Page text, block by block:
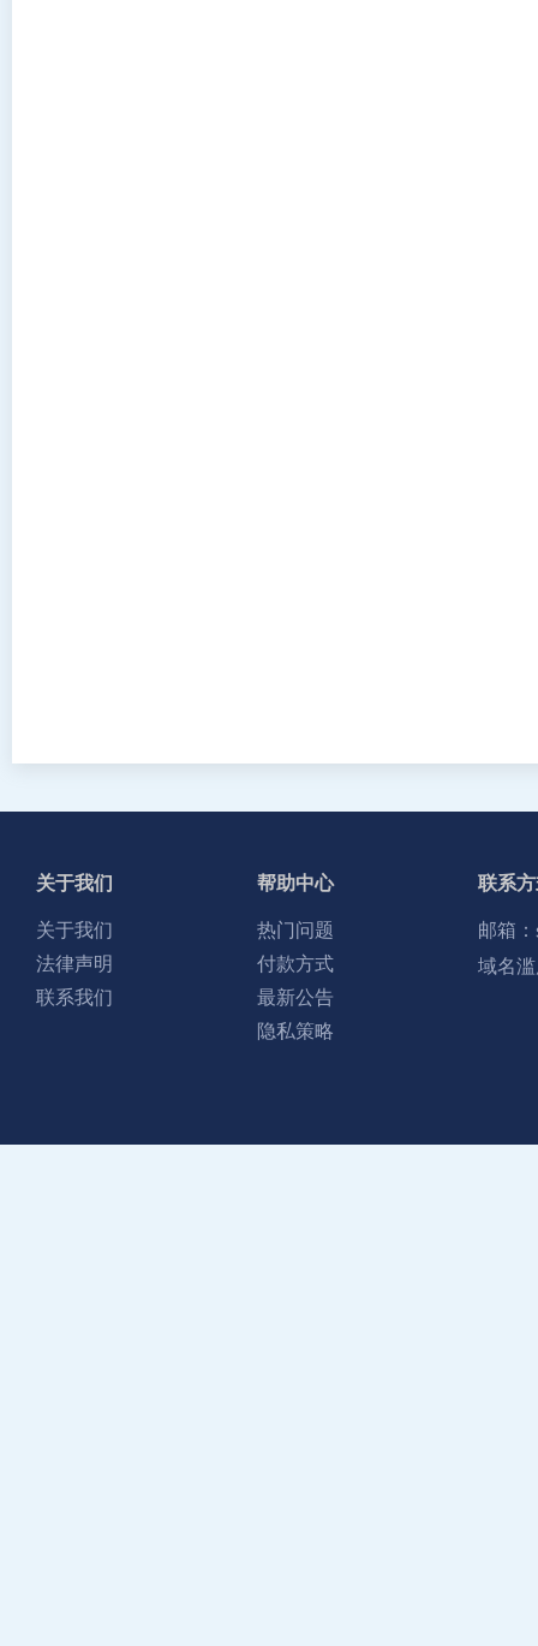
关于我们
关于我们
法律声明
联系我们
帮助中心
热门问题
付款方式
最新公告
隐私策略
联系
邮箱：
域名